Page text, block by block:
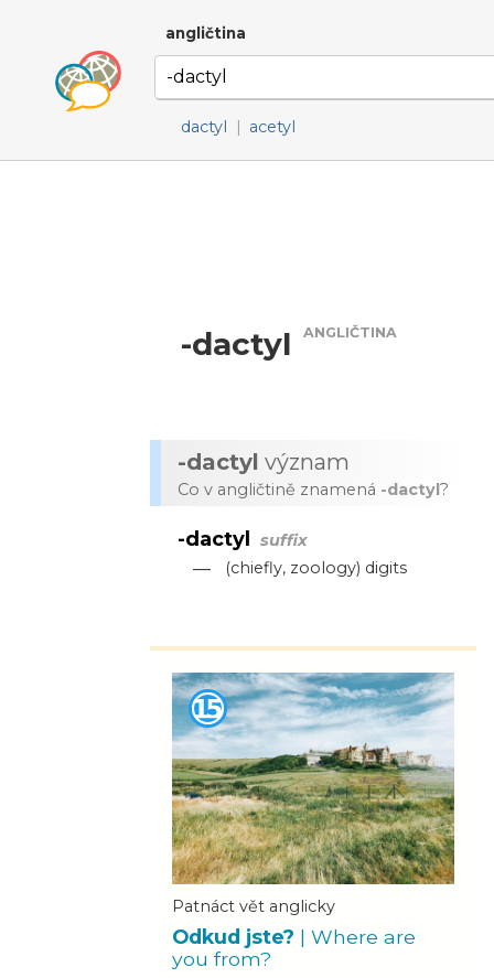
angličtina
dactyl | acetyl
-dactyl ANGLIČTINA
-dactyl význam
Co v angličtině znamená -dactyl?
-dactyl suffix
— (chiefly, zoology) digits
Patnáct vět anglicky
Odkud jste? | Where are
you from?